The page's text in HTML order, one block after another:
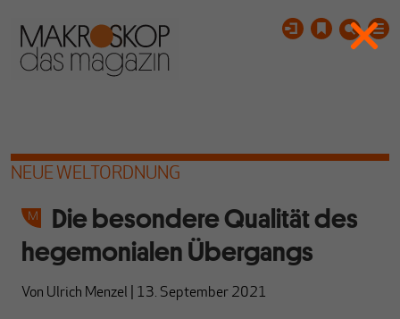
NEUE WELTORDNUNG
Die besondere Qualität des
hegemonialen Übergangs
Von Ulrich Menzel 13. September 2021